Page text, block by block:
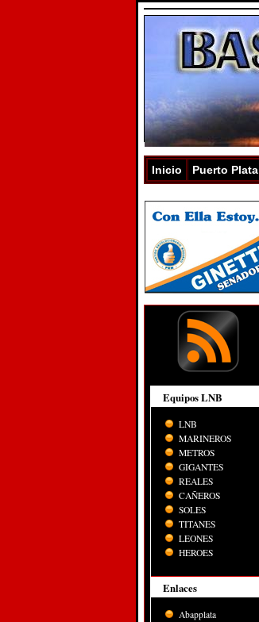
Inicio Puerto Plata
Equipos LNB
LNB
MARINEROS
METROS
GIGANTES
REALES
CAÑEROS
SOLES
TITANES
LEONES
HEROES
Enlaces
Abapplata